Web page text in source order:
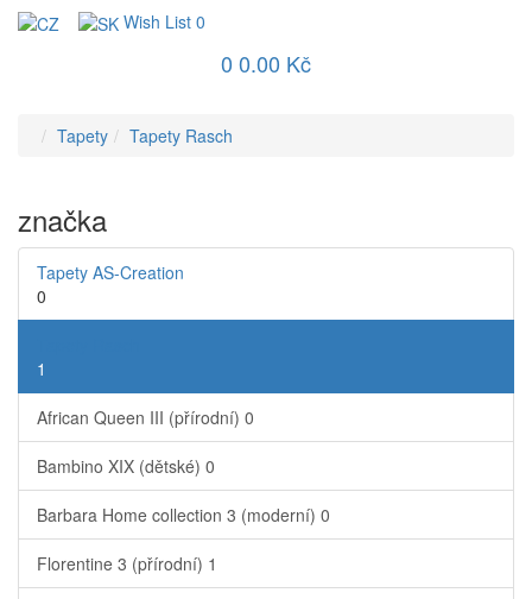
Wish List 0
0 0.00 Kč
Tapety Tapety Rasch
značka
Tapety AS-Creation
0
1
African Queen III (přírodní) 0
Bambino XIX (dětské) 0
Barbara Home collection 3 (moderní) 0
Florentine 3 (přírodní) 1